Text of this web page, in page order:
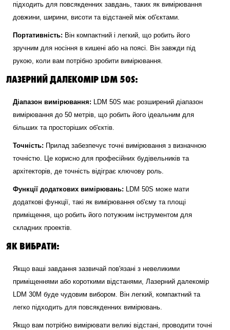
підходить для повсякденних завдань, таких як вимірювання
довжини, ширини, висоти та відстаней між об'єктами.
Портативність: Він компактний і легкий, що робить його
зручним для носіння в кишені або на поясі. Він завжди під
рукою, коли вам потрібно зробити вимірювання.
ЛАЗЕРНИЙ ДАЛЕКОМІР LDM 50S:
Діапазон вимірювання: LDM 50S має розширений діапазон
вимірювання до 50 метрів, що робить його ідеальним для
більших та просторіших об'єктів.
Точність: Прилад забезпечує точні вимірювання з визначною
точністю. Це корисно для професійних будівельників та
архітекторів, де точність відіграє ключову роль.
Функції додаткових вимірювань: LDM 50S може мати
додаткові функції, такі як вимірювання об'єму та площі
приміщення, що робить його потужним інструментом для
складних проектів.
ЯК ВИБРАТИ:
Якщо ваші завдання зазвичай пов'язані з невеликими
приміщеннями або короткими відстанями, Лазерний далекомір
LDM 30M буде чудовим вибором. Він легкий, компактний та
легко підходить для повсякденних вимірювань.
Якщо вам потрібно вимірювати великі відстані, проводити точні